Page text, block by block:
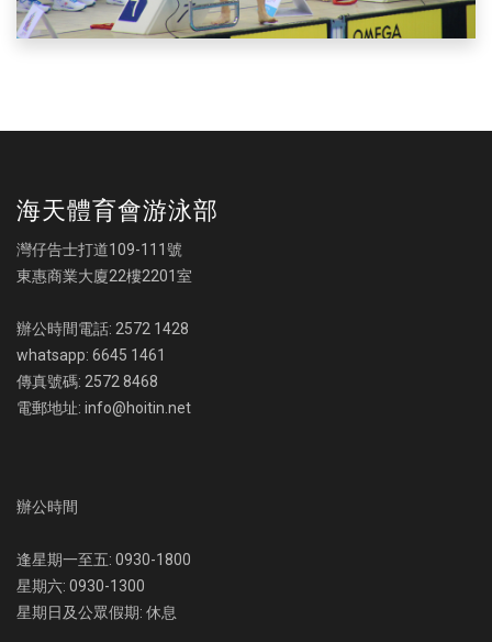
海天體育會游泳部
灣仔告士打道109-111號
東惠商業大廈22樓2201室
辦公時間電話: 2572 1428
whatsapp: 6645 1461
傳真號碼: 2572 8468
電郵地址: info@hoitin.net
辦公時間
逢星期一至五: 0930-1800
星期六: 0930-1300
星期日及公眾假期: 休息